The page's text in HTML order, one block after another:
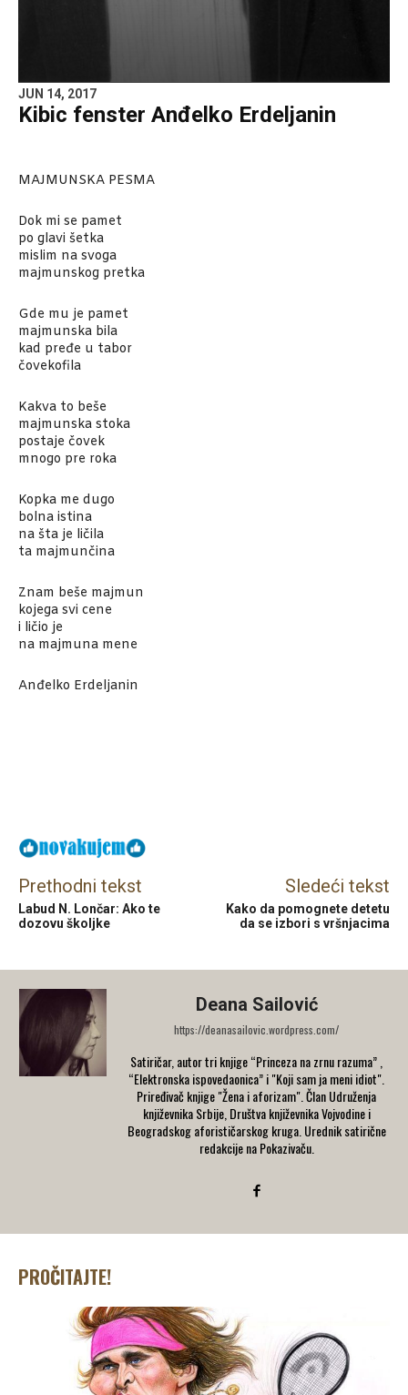
JUN 14, 2017
Kibic fenster Anđelko Erdeljanin
MAJMUNSKA PESMA
Dok mi se pamet
po glavi šetka
mislim na svoga
majmunskog pretka
Gde mu je pamet
majmunska bila
kad pređe u tabor
čovekofila
Kakva to beše
majmunska stoka
postaje čovek
mnogo pre roka
Kopka me dugo
bolna istina
na šta je ličila
ta majmunčina
Znam beše majmun
kojega svi cene
i ličio je
na majmuna mene
Anđelko Erdeljanin
Prethodni tekst
Labud N. Lončar: Ako te
dozovu školjke
Sledeći tekst
Kako da pomognete detetu
da se izbori s vršnjacima
Deana Sailović
https://deanasailovic.wordpress.com/
Satiričar, autor tri knjige “Princeza na zrnu razuma” ,
“Elektronska ispovedaonica” i "Koji sam ja meni idiot".
Priređivač knjige "Žena i aforizam". Član Udruženja
književnika Srbije, Društva književnika Vojvodine i
Beogradskog aforističarskog kruga. Urednik satirične
redakcije na Pokazivaču.
PROČITAJTE!